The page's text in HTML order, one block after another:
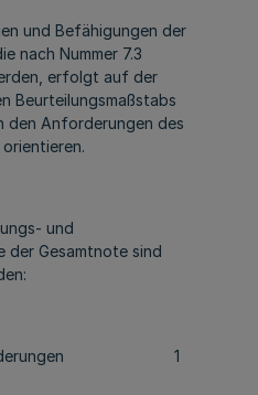
und Befähigungen der
nach Nummer 7.3
erfolgt auf der
Beurteilungsmaßstabs
den Anforderungen des
und
der Gesamtnote sind
Anforderungen 1